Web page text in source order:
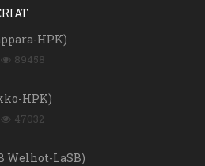
HPK)
89458
HPK)
47032
Welhot-LaSB)